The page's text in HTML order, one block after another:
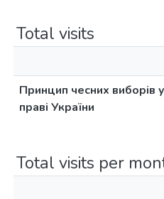
Total visits
Принцип чесних виборів
праві України
Total visits per